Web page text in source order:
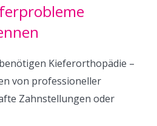
Kieferorthopädie –
von professioneller
Zahnstellungen oder